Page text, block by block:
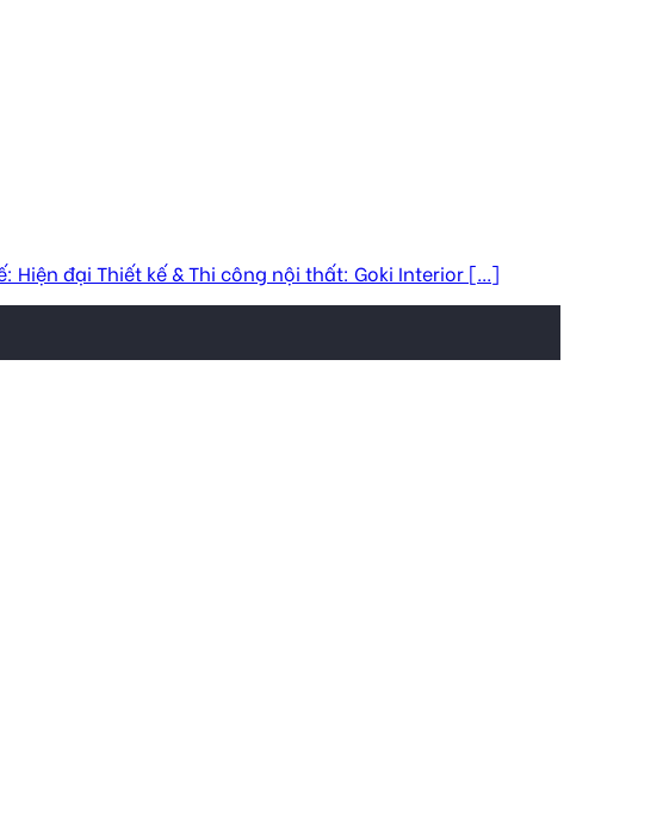
đại Thiết kế & Thi công nội thất: Goki Interior [...]